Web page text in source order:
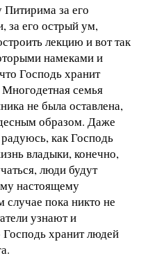
за его
за его острый ум,
лекцию и вот так
намеками и
Господь хранит
семья
не была оставлена,
образом. Даже
как Господь
владыки, конечно,
люди будут
настоящему
пока никто не
узнают и
Господь хранит людей